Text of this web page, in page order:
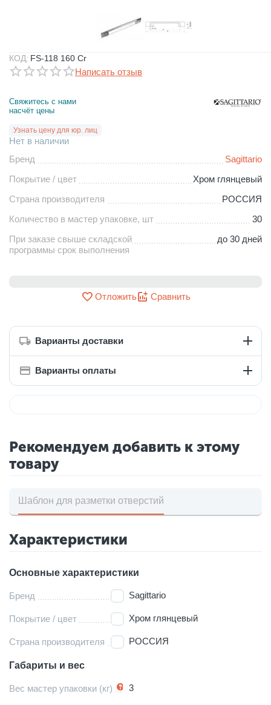
КОД: FS-118 160 Cr
Написать отзыв
Свяжитесь с нами
насчёт цены
Узнать цену для юр. лиц
Нет в наличии
Бренд
Sagittario
Покрытие / цвет
Хром глянцевый
Страна производителя
РОССИЯ
Количество в мастер упаковке, шт
30
При заказе свыше складской
программы срок выполнения
до 30 дней
Отложить Сравнить
Варианты доставки
Варианты оплаты
Рекомендуем добавить к этому
товару
Шаблон для разметки отверстий
Характеристики
Основные характеристики
Бренд Sagittario
Покрытие / цвет Хром глянцевый
Страна производителя РОССИЯ
Габариты и вес
Вес мастер упаковки (кг) 3